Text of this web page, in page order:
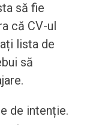
să fie
că CV-ul
lista de
să
de intenție.